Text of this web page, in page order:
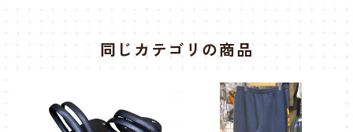
同じカテゴリの商品